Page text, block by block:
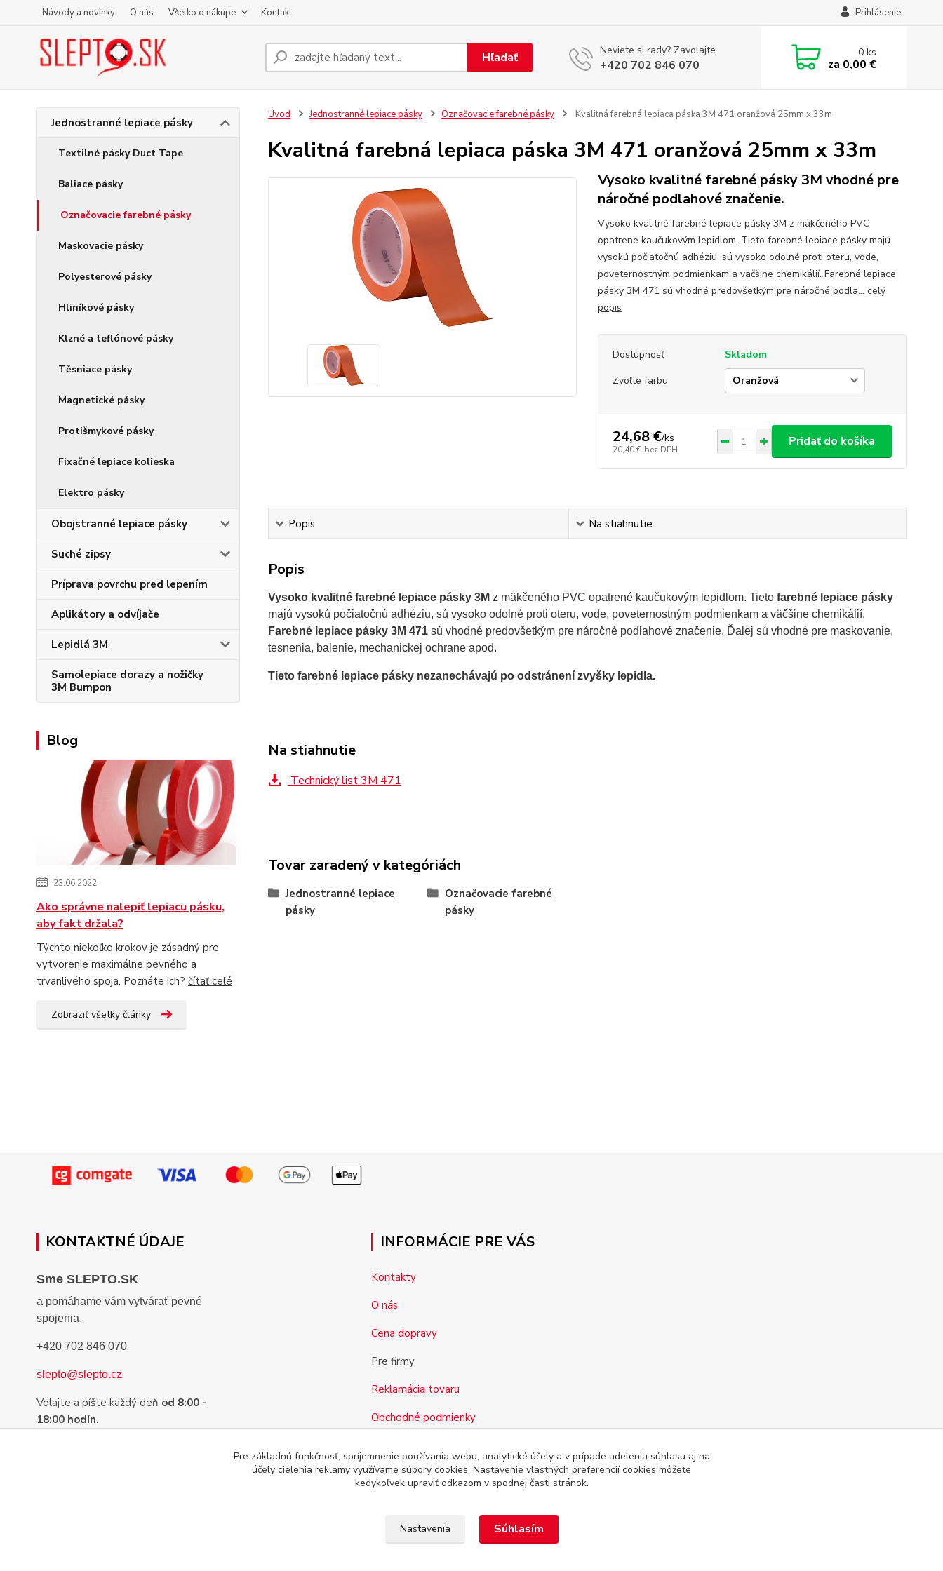
Návody a novinky O nás Všetko o nákupe Kontakt Prihlásenie
Hľadať Neviete si rady? Zavolajte.
+420 702 846 070
0ks
za 0,00 €
Jednostranné lepiace pásky
Textilné pásky Duct Tape
Baliace pásky
Označovacie farebné pásky
Maskovacie pásky
Polyesterové pásky
Hliníkové pásky
Klzné a teflónové pásky
Těsniace pásky
Magnetické pásky
Protišmykové pásky
Fixačné lepiace kolieska
Elektro pásky
Obojstranné lepiace pásky
Suché zipsy
Príprava povrchu pred lepením
Aplikátory a odvíjače
Lepidlá 3M
Samolepiace dorazy a nožičky
3M Bumpon
Blog
23.06.2022
Ako správne nalepiť lepiacu pásku,
aby fakt držala?
Týchto niekoľko krokov je zásadný pre
vytvorenie maximálne pevného a
trvanlivého spoja. Poznáte ich? čítať celé
Zobraziť všetky články
Úvod Jednostranné lepiace pásky Označovacie farebné pásky Kvalitná farebná lepiaca páska 3M 471 oranžová 25mm x 33m
Kvalitná farebná lepiaca páska 3M 471 oranžová 25mm x 33m
Vysoko kvalitné farebné pásky 3M vhodné pre
náročné podlahové značenie.
Vysoko kvalitné farebné lepiace pásky 3M z mäkčeného PVC
opatrené kaučukovým lepidlom. Tieto farebné lepiace pásky majú
vysokú počiatočnú adhéziu, sú vysoko odolné proti oteru, vode,
poveternostným podmienkam a väčšine chemikálií. Farebné lepiace
pásky 3M 471 sú vhodné predovšetkým pre náročné podla... celý
popis
Dostupnosť
Skladom
Zvoľte farbu
24,68 €/ks
20,40 € bez DPH
Pridať do košíka
Popis Na stiahnutie
Popis
Vysoko kvalitné farebné lepiace pásky 3M z mäkčeného PVC opatrené kaučukovým lepidlom. Tieto farebné lepiace pásky
majú vysokú počiatočnú adhéziu, sú vysoko odolné proti oteru, vode, poveternostným podmienkam a väčšine chemikálií.
Farebné lepiace pásky 3M 471sú vhodné predovšetkým pre náročné podlahové značenie. Ďalej sú vhodné pre maskovanie,
tesnenia, balenie, mechanickej ochrane apod.
Tieto farebné lepiace pásky nezanechávajú po odstránení zvyšky lepidla.
Na stiahnutie
Technický list 3M 471
Tovar zaradený v kategóriách
Jednostranné lepiace
pásky
Označovacie farebné
pásky
KONTAKTNÉ ÚDAJE
Sme SLEPTO.SK
a pomáhame vám vytvárať pevné
spojenia.
+420 702 846 070
slepto@slepto.cz
Volajte a píšte každý deň od 8:00 -
18:00 hodín.
INFORMÁCIE PRE VÁS
Kontakty
O nás
Cena dopravy
Pre firmy
Reklamácia tovaru
Obchodné podmienky
Pre základnú funkčnosť, spríjemnenie používania webu, analytické účely a v prípade udelenia súhlasu aj na
účely cielenia reklamy využívame súbory cookies. Nastavenie vlastných preferencií cookies môžete
kedykoľvek upraviť odkazom v spodnej časti stránok.
Nastavenia Súhlasím